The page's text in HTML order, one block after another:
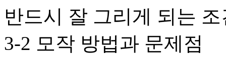
반드시 잘 그리게 되는
3-2 모작 방법과 문제점